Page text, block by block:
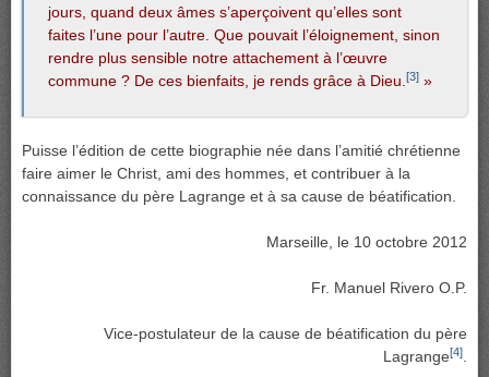
jours, quand deux âmes s’aperçoivent qu’elles sont
faites l’une pour l’autre. Que pouvait l’éloignement, sinon
rendre plus sensible notre attachement à l’œuvre
commune ? De ces bienfaits, je rends grâce à Dieu.[3] »
Puisse l’édition de cette biographie née dans l’amitié chrétienne
faire aimer le Christ, ami des hommes, et contribuer à la
connaissance du père Lagrange et à sa cause de béatification.
Marseille, le 10 octobre 2012
Fr. Manuel Rivero O.P.
Vice-postulateur de la cause de béatification du père
Lagrange[4].